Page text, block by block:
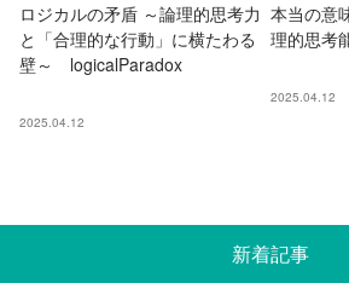
ロジカルの矛盾 ～論理的思考力
と「合理的な行動」に横たわる
壁～ logicalParadox
2025.04.12
本当の意
理的思考
2025.04.12
新着記事